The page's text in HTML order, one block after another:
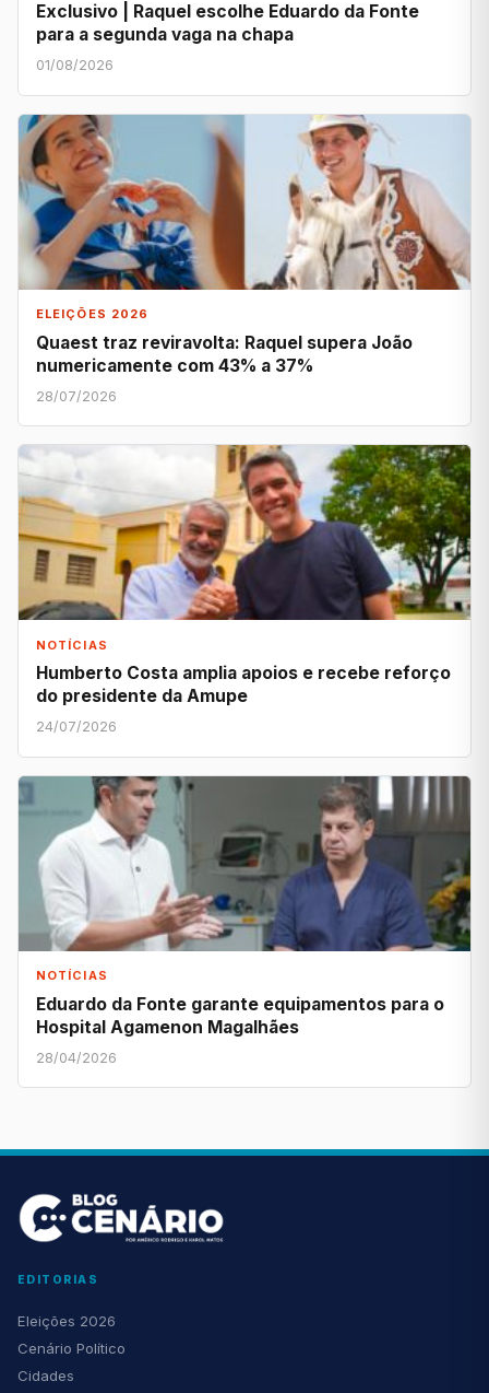
Exclusivo | Raquel escolhe Eduardo da Fonte
para a segunda vaga na chapa
01/08/2026
ELEIÇÕES 2026
Quaest traz reviravolta: Raquel supera João
numericamente com 43% a 37%
28/07/2026
NOTÍCIAS
Humberto Costa amplia apoios e recebe reforço
do presidente da Amupe
24/07/2026
NOTÍCIAS
Eduardo da Fonte garante equipamentos para o
Hospital Agamenon Magalhães
28/04/2026
EDITORIAS
Eleições 2026
Cenário Político
Cidades